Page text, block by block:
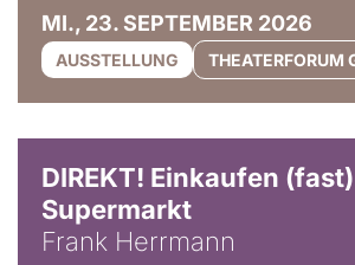
MI., 23. SEPTEMBER 2026
AUSSTELLUNG THEATERFORUM
DIREKT! Einkaufen
Supermarkt
Frank Herrmann